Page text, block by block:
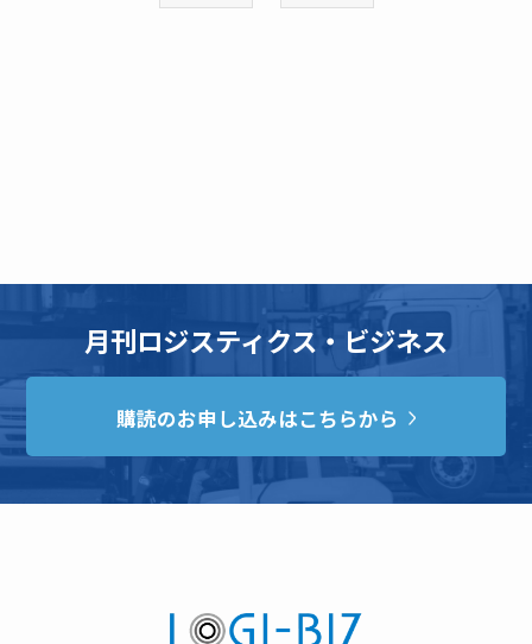
月刊ロジスティクス・ビジネス
購読のお申し込みはこちらから